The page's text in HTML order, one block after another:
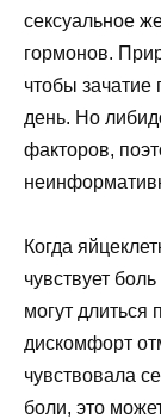
сексуальное
гормонов.
чтобы
день. Но
факторов,
Когда
чувствует
могут длиться
дискомфорт
чувствовала
боли, это